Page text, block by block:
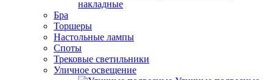
накладные
Бра
Торшеры
Настольные лампы
Споты
Трековые светильники
Уличное освещение